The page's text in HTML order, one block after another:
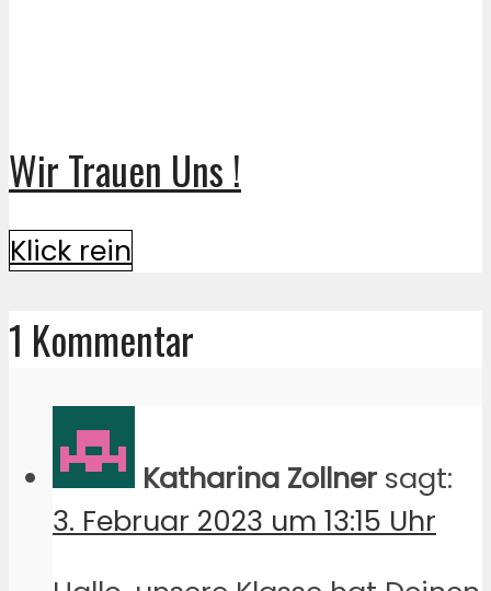
Wir Trauen Uns !
Klick rein
1 Kommentar
Katharina Zollner sagt:
3. Februar 2023 um 13:15 Uhr